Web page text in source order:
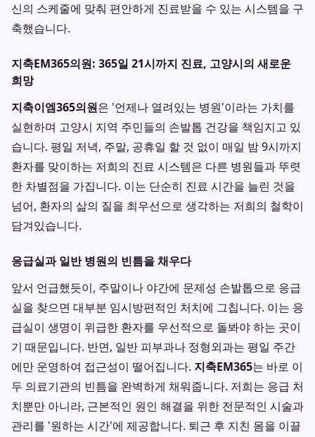
신의 스케줄에 맞춰 편안하게 진료받을 수 있는 시스템을 구
축했습니다.
지축EM365의원: 365일 21시까지 진료, 고양시의 새로운
희망
지축이엠365의원은 '언제나 열려있는 병원'이라는 가치를
실현하며 고양시 지역 주민들의 손발톱 건강을 책임지고 있
습니다. 평일 저녁, 주말, 공휴일 할 것 없이 매일 밤 9시까지
환자를 맞이하는 저희의 진료 시스템은 다른 병원들과 뚜렷
한 차별점을 가집니다. 이는 단순히 진료 시간을 늘린 것을
넘어, 환자의 삶의 질을 최우선으로 생각하는 저희의 철학이
담겨있습니다.
응급실과 일반 병원의 빈틈을 채우다
앞서 언급했듯이, 주말이나 야간에 문제성 손발톱으로 응급
실을 찾으면 대부분 임시방편적인 처치에 그칩니다. 이는 응
급실이 생명이 위급한 환자를 우선적으로 돌봐야 하는 곳이
기 때문입니다. 반면, 일반 피부과나 정형외과는 평일 주간
에만 운영하여 접근성이 떨어집니다. 지축EM365는 바로 이
두 의료기관의 빈틈을 완벽하게 채워줍니다. 저희는 응급 처
치뿐만 아니라, 근본적인 원인 해결을 위한 전문적인 시술과
관리를 '원하는 시간'에 제공합니다. 퇴근 후 지친 몸을 이끌